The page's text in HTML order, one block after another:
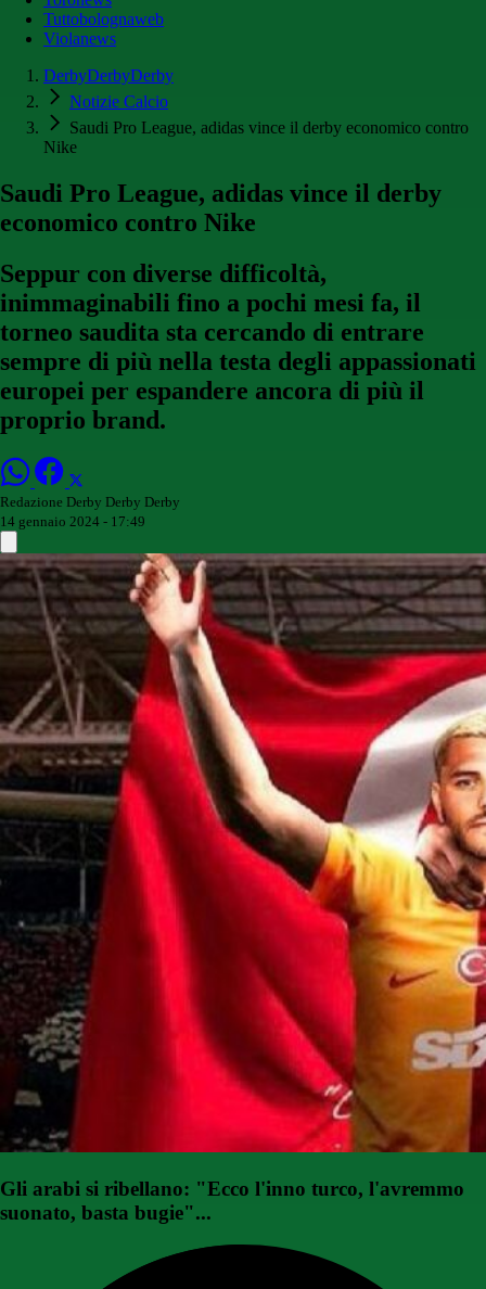
Tuttobolognaweb
Violanews
DerbyDerbyDerby
Notizie Calcio
Saudi Pro League, adidas vince il derby economico contro
Nike
Saudi Pro League, adidas vince il derby
economico contro Nike
Seppur con diverse difficoltà,
inimmaginabili fino a pochi mesi fa, il
torneo saudita sta cercando di entrare
sempre di più nella testa degli appassionati
europei per espandere ancora di più il
proprio brand.
Redazione Derby Derby Derby
14 gennaio 2024 - 17:49
Gli arabi si ribellano: "Ecco l'inno turco, l'avremmo
suonato, basta bugie"...